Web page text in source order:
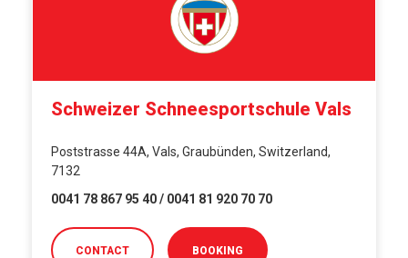
Schweizer Schneesportschule Vals
Poststrasse 44A, Vals, Graubünden, Switzerland,
7132
0041 78 867 95 40 / 0041 81 920 70 70
CONTACT BOOKING